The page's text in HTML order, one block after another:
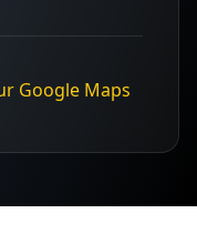
Google Maps